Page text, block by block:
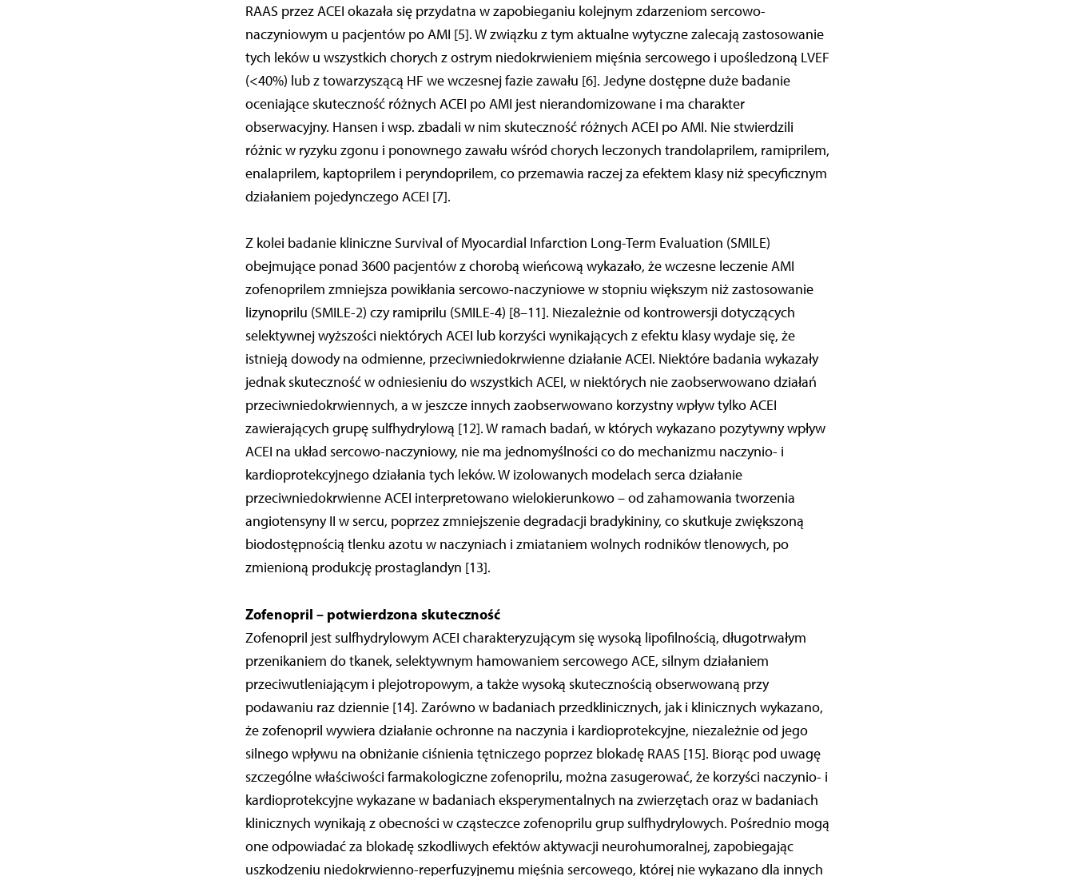
RAAS przez ACEI okazała się przydatna w zapobieganiu kolejnym zdarzeniom sercowo-
naczyniowym u pacjentów po AMI [5]. W związku z tym aktualne wytyczne zalecają zastosowanie
tych leków u wszystkich chorych z ostrym niedokrwieniem mięśnia sercowego i upośledzoną LVEF
(<40%) lub z towarzyszącą HF we wczesnej fazie zawału [6]. Jedyne dostępne duże badanie
oceniające skuteczność różnych ACEI po AMI jest nierandomizowane i ma charakter
obserwacyjny. Hansen i wsp. zbadali w nim skuteczność różnych ACEI po AMI. Nie stwierdzili
różnic w ryzyku zgonu i ponownego zawału wśród chorych leczonych trandolaprilem, ramiprilem,
enalaprilem, kaptoprilem i peryndoprilem, co przemawia raczej za efektem klasy niż specyficznym
działaniem pojedynczego ACEI [7].
Z kolei badanie kliniczne Survival of Myocardial Infarction Long-Term Evaluation (SMILE)
obejmujące ponad 3600 pacjentów z chorobą wieńcową wykazało, że wczesne leczenie AMI
zofenoprilem zmniejsza powikłania sercowo-naczyniowe w stopniu większym niż zastosowanie
lizynoprilu (SMILE-2) czy ramiprilu (SMILE-4) [8–11]. Niezależnie od kontrowersji dotyczących
selektywnej wyższości niektórych ACEI lub korzyści wynikających z efektu klasy wydaje się, że
istnieją dowody na odmienne, przeciwniedokrwienne działanie ACEI. Niektóre badania wykazały
jednak skuteczność w odniesieniu do wszystkich ACEI, w niektórych nie zaobserwowano działań
przeciwniedokrwiennych, a w jeszcze innych zaobserwowano korzystny wpływ tylko ACEI
zawierających grupę sulfhydrylową [12]. W ramach badań, w których wykazano pozytywny wpływ
ACEI na układ sercowo-naczyniowy, nie ma jednomyślności co do mechanizmu naczynio- i
kardioprotekcyjnego działania tych leków. W izolowanych modelach serca działanie
przeciwniedokrwienne ACEI interpretowano wielokierunkowo – od zahamowania tworzenia
angiotensyny II w sercu, poprzez zmniejszenie degradacji bradykininy, co skutkuje zwiększoną
biodostępnością tlenku azotu w naczyniach i zmiataniem wolnych rodników tlenowych, po
zmienioną produkcję prostaglandyn [13].
Zofenopril – potwierdzona skuteczność
Zofenopril jest sulfhydrylowym ACEI charakteryzującym się wysoką lipofilnością, długotrwałym
przenikaniem do tkanek, selektywnym hamowaniem sercowego ACE, silnym działaniem
przeciwutleniającym i plejotropowym, a także wysoką skutecznością obserwowaną przy
podawaniu raz dziennie [14]. Zarówno w badaniach przedklinicznych, jak i klinicznych wykazano,
że zofenopril wywiera działanie ochronne na naczynia i kardioprotekcyjne, niezależnie od jego
silnego wpływu na obniżanie ciśnienia tętniczego poprzez blokadę RAAS [15]. Biorąc pod uwagę
szczególne właściwości farmakologiczne zofenoprilu, można zasugerować, że korzyści naczynio- i
kardioprotekcyjne wykazane w badaniach eksperymentalnych na zwierzętach oraz w badaniach
klinicznych wynikają z obecności w cząsteczce zofenoprilu grup sulfhydrylowych. Pośrednio mogą
one odpowiadać za blokadę szkodliwych efektów aktywacji neurohumoralnej, zapobiegając
uszkodzeniu niedokrwienno-reperfuzyjnemu mięśnia sercowego, której nie wykazano dla innych